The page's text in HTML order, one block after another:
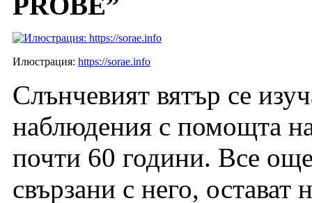
Илюстрация: https://sorae.info
Слънчевият вятър се
наблюдения с помощта
почти 60 години. Все
свързани с него, остават